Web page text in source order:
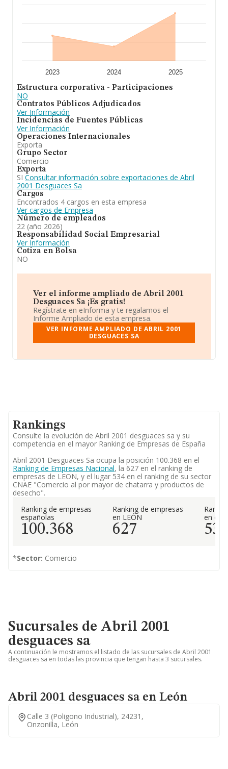
especializada en recuperación de elementos de
vehículos. En cuanto a la posición en el ranking de la
provincia de León, la empresa ha perdido posiciones
2023 2024 2025
Estructura corporativa - Participaciones
NO
Contratos Públicos Adjudicados
Ver Información
Incidencias de Fuentes Públicas
Ver Información
Operaciones Internacionales
Exporta
Grupo Sector
Comercio
Exporta
SI Consultar información sobre exportaciones de Abril
2001 Desguaces Sa
Cargos
Encontrados 4 cargos en esta empresa
Ver cargos de Empresa
Número de empleados
22 (año 2026)
Responsabilidad Social Empresarial
Ver Información
Cotiza en Bolsa
NO
Ver el informe ampliado de Abril 2001
Desguaces Sa ¡Es gratis!
Regístrate en eInforma y te regalamos el
Informe Ampliado de esta empresa.
VER INFORME AMPLIADO DE ABRIL 2001
DESGUACES SA
Rankings
Consulte la evolución de Abril 2001 desguaces sa y su
competencia en el mayor Ranking de Empresas de España
Abril 2001 Desguaces Sa ocupa la posición 100.368 en el
Ranking de Empresas Nacional, la 627 en el ranking de
empresas de LEON, y el lugar 534 en el ranking de su sector
CNAE "Comercio al por mayor de chatarra y productos de
desecho".
Ranking de empresas
españolas
100.368
Ranking de empresas
en LEÓN
627
en el
534
*Sector: Comercio
Sucursales de Abril 2001
desguaces sa
A continuación le mostramos el listado de las sucursales de Abril 2001
desguaces sa en todas las provincia que tengan hasta 3 sucursales.
Abril 2001 desguaces sa en León
Calle 3 (poligono Industrial), 24231,
Onzonilla, León